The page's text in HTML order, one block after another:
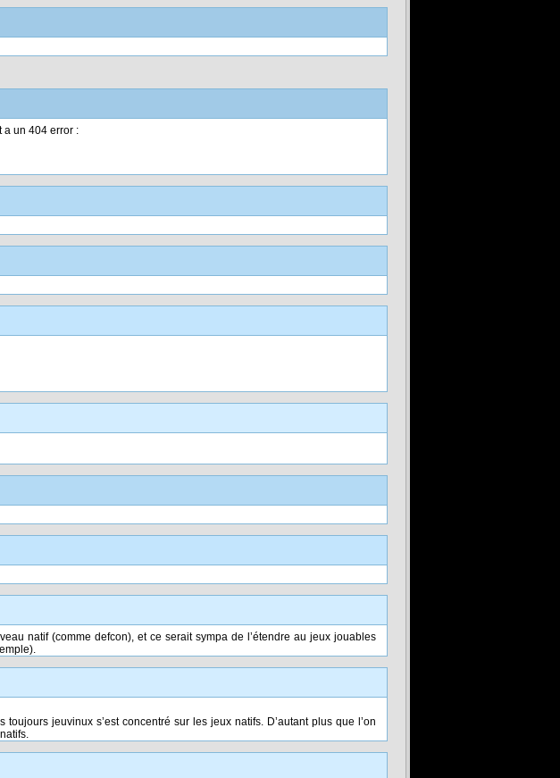
a un 404 error :
natif (comme defcon), et ce serait sympa de l’étendre au jeux jouables
jeuvinux s’est concentré sur les jeux natifs. D’autant plus que l’on